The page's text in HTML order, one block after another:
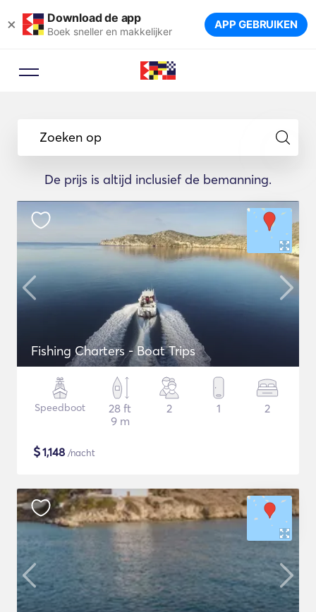
× Download de app
Boek sneller en makkelijker APP GEBRUIKEN
Zoeken op
De prijs is altijd inclusief de bemanning.
Fishing Charters - Boat Trips
Speedboot
28 ft
9 m
2 1 2
$1,148 /nacht